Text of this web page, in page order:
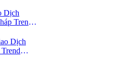
Dịch
Trend
Dịch